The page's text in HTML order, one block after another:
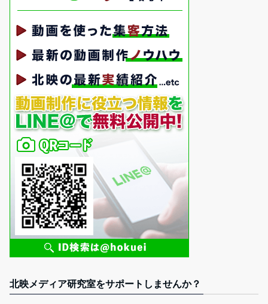
北映メディア研究室をサポートしませんか？